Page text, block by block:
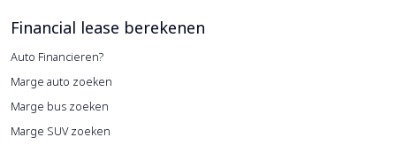
Financial lease berekenen
Auto Financieren?
Marge auto zoeken
Marge bus zoeken
Marge SUV zoeken